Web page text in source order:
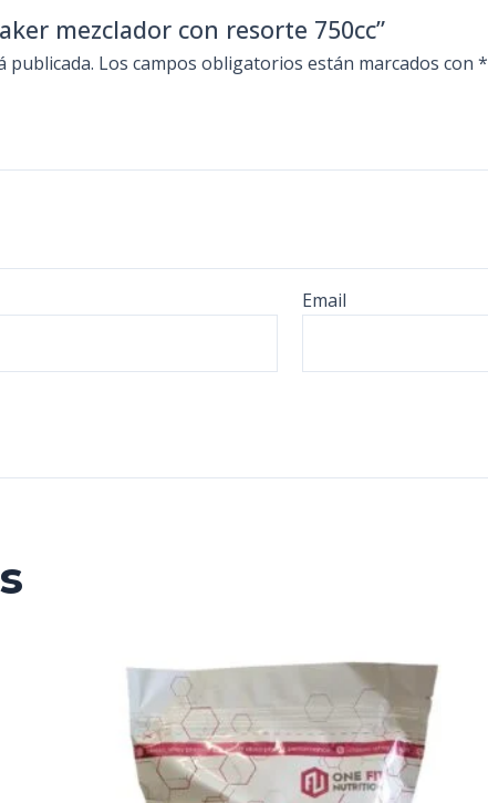
mezclador con resorte 750cc”
publicada. Los campos obligatorios están marcados con *
Email